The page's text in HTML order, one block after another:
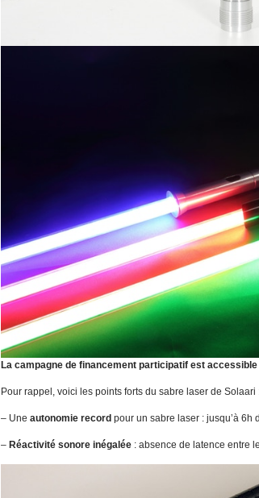
La campagne de financement participatif est
Pour rappel, voici les points forts du sabre laser de Solaari
– Une autonomie record pour un sabre laser : jusqu’à 6h
– Réactivité sonore inégalée : absence de latence entre